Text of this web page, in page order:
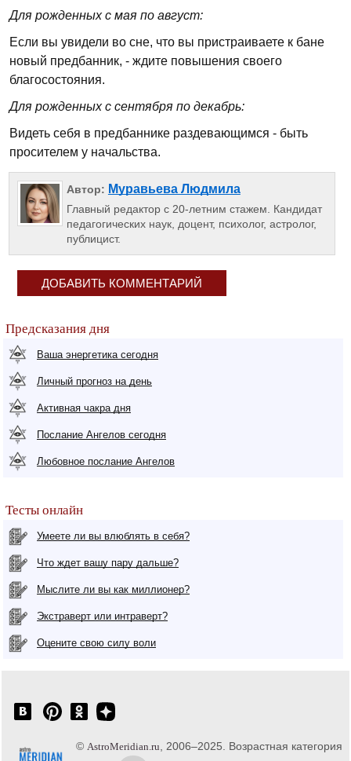
Для рожденных с мая по август:
Если вы увидели во сне, что вы пристраиваете к бане
новый предбанник, - ждите повышения своего
благосостояния.
Для рожденных с сентября по декабрь:
Видеть себя в предбаннике раздевающимся - быть
просителем у начальства.
Автор: Муравьева Людмила
Главный редактор с 20-летним стажем. Кандидат
педагогических наук, доцент, психолог, астролог,
публицист.
ДОБАВИТЬ КОММЕНТАРИЙ
Предсказания дня
Ваша энергетика сегодня
Личный прогноз на день
Активная чакра дня
Послание Ангелов сегодня
Любовное послание Ангелов
Тесты онлайн
Умеете ли вы влюблять в себя?
Что ждет вашу пару дальше?
Мыслите ли вы как миллионер?
Экстраверт или интраверт?
Оцените свою силу воли
© AstroMeridian.ru , 2006–2025. Возрастная категория